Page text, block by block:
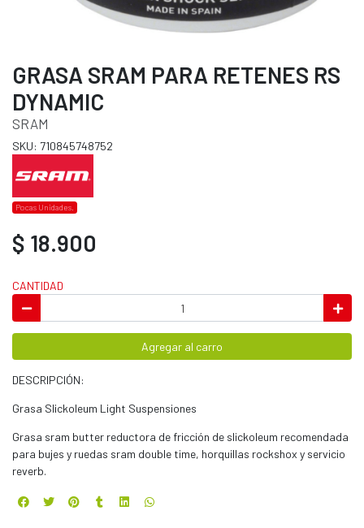
GRASA SRAM PARA RETENES RS
DYNAMIC
SRAM
SKU: 710845748752
Pocas Unidades.
$ 18.900
CANTIDAD
Agregar al carro
DESCRIPCIÓN:
Grasa Slickoleum Light Suspensiones
Grasa sram butter reductora de fricción de slickoleum recomendada
para bujes y ruedas sram double time, horquillas rockshox y servicio
reverb.